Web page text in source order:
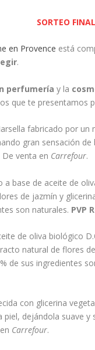
SORTEO
en Provence está
.
perfumería y la
que te presentamos
fabricado por
gran sensación
De venta en Carrefour.
a base de aceite de
de jazmín y
son naturales. PVP
de oliva biológico
natural de flores
de sus ingredientes
con glicerina
dejándola suave
Carrefour.